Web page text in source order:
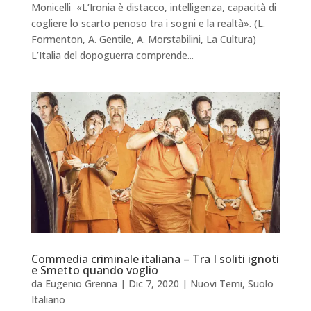
Monicelli «L’Ironia è distacco, intelligenza, capacità di
cogliere lo scarto penoso tra i sogni e la realtà». (L.
Formenton, A. Gentile, A. Morstabilini, La Cultura)
L’Italia del dopoguerra comprende...
Commedia criminale italiana – Tra I soliti ignoti
e Smetto quando voglio
da Eugenio Grenna | Dic 7, 2020 | Nuovi Temi, Suolo
Italiano